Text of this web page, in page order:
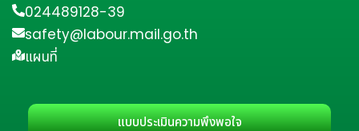
024489128-39
safety@labour.mail.go.th
แผนที่
แบบประเมินความพึงพอใจ